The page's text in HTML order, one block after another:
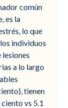
común
es la
lo que
individuos
lesiones
a lo largo
tienen
vs 5.1